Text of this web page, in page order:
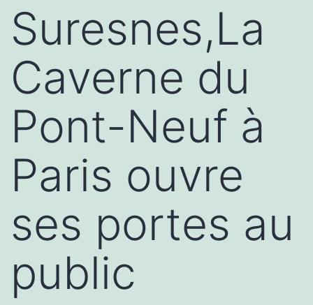
Suresnes,La
Caverne du
Pont-Neuf à
Paris ouvre
ses portes au
public